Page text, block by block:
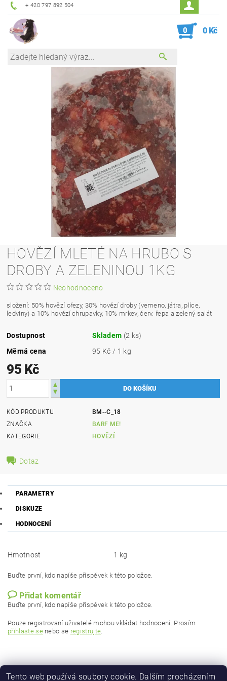
+ 420 797 892 504
0 0 Kč
HOVĚZÍ MLETÉ NA HRUBO S
DROBY A ZELENINOU 1KG
Neohodnoceno
složení: 50% hovězí ořezy, 30% hovězí droby (vemeno, játra, plíce,
ledviny) a 10% hovězí chrupavky, 10% mrkev, červ. řepa a zelený salát
Dostupnost Skladem (2 ks)
Měrná cena
95 Kč / 1 kg
95 Kč
KÓD PRODUKTU
BM--C_18
ZNAČKA
BARF ME!
KATEGORIE
HOVĚZÍ
Dotaz
PARAMETRY
DISKUZE
HODNOCENÍ
Hmotnost 1 kg
Buďte první, kdo napíše příspěvek k této položce.
Přidat komentář
Buďte první, kdo napíše příspěvek k této položce.
Pouze registrovaní uživatelé mohou vkládat hodnocení. Prosím
přihlaste senebo se registrujte.
Tento web používá soubory cookie. Dalším procházením